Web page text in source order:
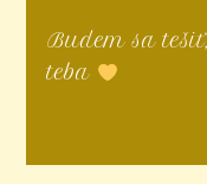
Budem sa
teba